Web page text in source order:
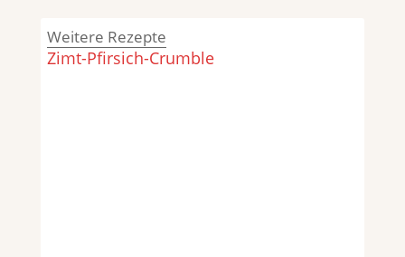
Weitere Rezepte
Zimt-Pfirsich-Crumble